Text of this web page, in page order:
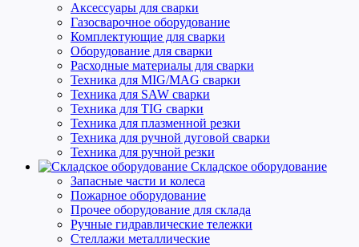
Аксессуары для сварки
Газосварочное оборудование
Комплектующие для сварки
Оборудование для сварки
Расходные материалы для сварки
Техника для MIG/MAG сварки
Техника для SAW сварки
Техника для TIG сварки
Техника для плазменной резки
Техника для ручной дуговой сварки
Техника для ручной резки
Складское оборудование
Запасные части и колеса
Пожарное оборудование
Прочее оборудование для склада
Ручные гидравлические тележки
Стеллажи металлические